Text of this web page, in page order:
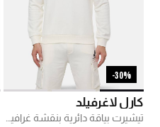
30%-
كارل لاغرفيلد